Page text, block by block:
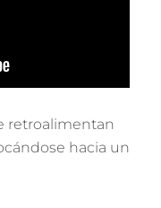
retroalimentan
hacia un